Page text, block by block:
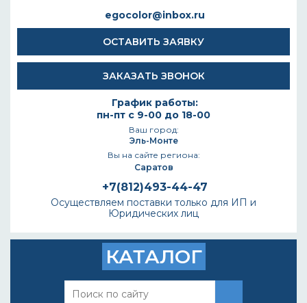
egocolor@inbox.ru
ОСТАВИТЬ ЗАЯВКУ
ЗАКАЗАТЬ ЗВОНОК
График работы:
пн-пт с 9-00 до 18-00
Ваш город:
Эль-Монте
Вы на сайте региона:
Саратов
+7(812)493-44-47
Осуществляем поставки только для ИП и
Юридических лиц
КАТАЛОГ